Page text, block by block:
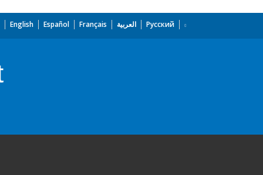
English Español Français العربية Русский